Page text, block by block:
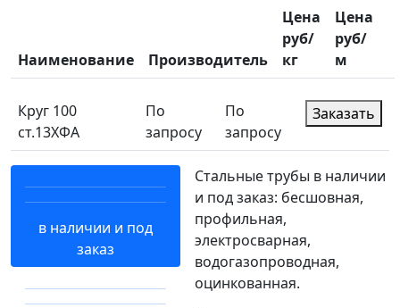
Наименование Производитель
Цена
руб/
кг
Цена
руб/
м
Круг 100
ст.13ХФА
По
запросу
По
запросу
Заказать
в наличии и под
заказ
Стальные трубы в наличии
и под заказ: бесшовная,
профильная,
электросварная,
водогазопроводная,
оцинкованная.